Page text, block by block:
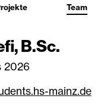
Team
B.Sc.
2026
mainz.de